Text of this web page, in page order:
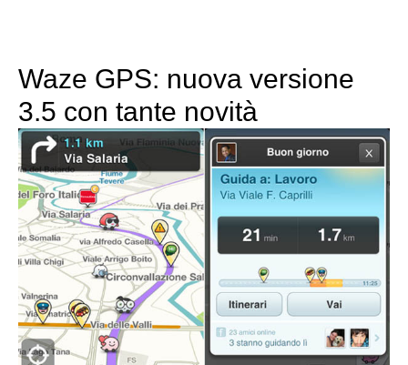
Waze GPS: nuova versione
3.5 con tante novità